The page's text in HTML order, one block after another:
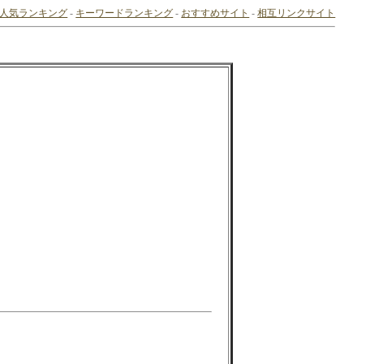
人気ランキング - キーワードランキング - おすすめサイト -相互リンクサイト